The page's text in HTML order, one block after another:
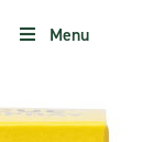
Menu